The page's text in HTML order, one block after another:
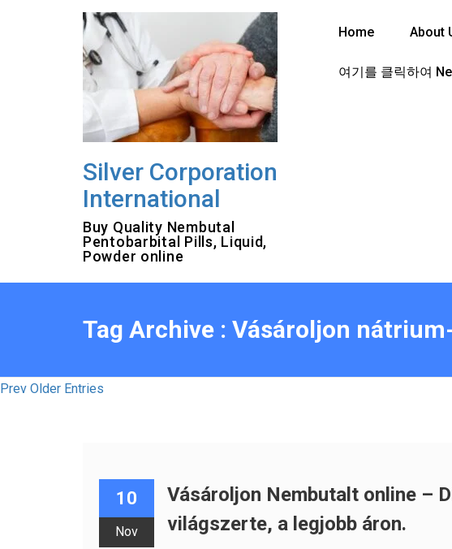
Silver Corporation
International
Buy Quality Nembutal
Pentobarbital Pills, Liquid,
Powder online
Home About
여기를 클릭하여
Tag Archive : Vásároljon
Prev Older Entries
10
Nov
Vásároljon Nembutalt online –
világszerte, a legjobb áron.